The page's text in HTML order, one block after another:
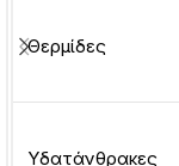
Θερμίδες
Υδατάνθρακες